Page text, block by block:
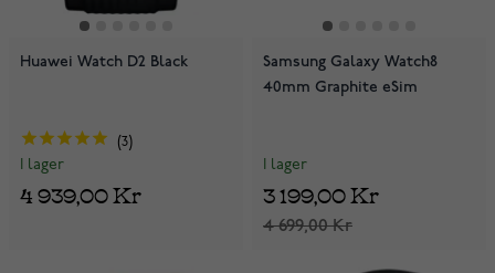
Huawei Watch D2 Black
3
I lager
4 939,00 Kr
Samsung Galaxy Watch8
40mm Graphite eSim
I lager
4 699,00 Kr
3 199,00 Kr